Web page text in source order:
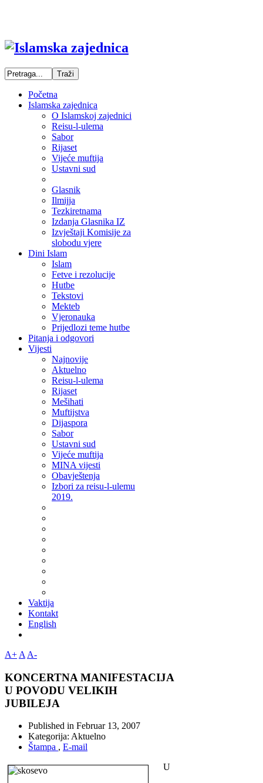
Početna
Islamska zajednica
O Islamskoj zajednici
Reisu-l-ulema
Sabor
Rijaset
Vijeće muftija
Ustavni sud
Glasnik
Ilmijja
Tezkiretnama
Izdanja Glasnika IZ
Izvještaji Komisije za
slobodu vjere
Dini Islam
Islam
Fetve i rezolucije
Hutbe
Tekstovi
Mekteb
Vjeronauka
Prijedlozi teme hutbe
Pitanja i odgovori
Vijesti
Najnovije
Aktuelno
Reisu-l-ulema
Rijaset
Mešihati
Muftijstva
Dijaspora
Sabor
Ustavni sud
Vijeće muftija
MINA vijesti
Obavještenja
Izbori za reisu-l-ulemu
2019.
Vaktija
Kontakt
English
A+ A A-
KONCERTNA MANIFESTACIJA
U POVODU VELIKIH
JUBILEJA
Published in Februar 13, 2007
Kategorija: Aktuelno
Štampa , E-mail
U